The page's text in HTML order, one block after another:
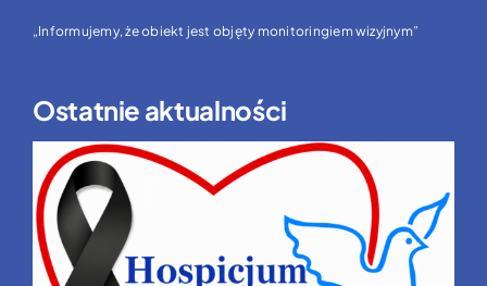
„Informujemy, że obiekt jest objęty monitoringiem wizyjnym”
Ostatnie aktualności